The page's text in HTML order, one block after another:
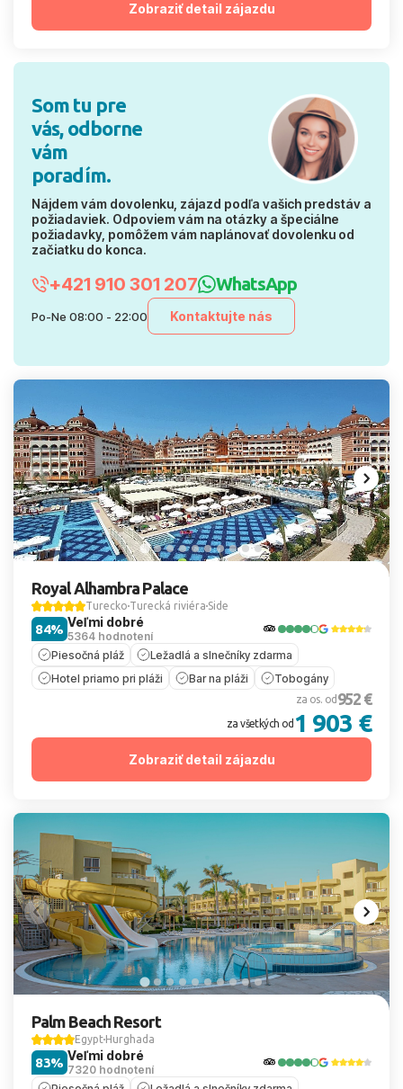
Zobraziť detail zájazdu
Som tu pre
vás, odborne
vám
poradím.
Nájdem vám dovolenku, zájazd podľa vašich predstáv a
požiadaviek. Odpoviem vám na otázky a špeciálne
požiadavky, pomôžem vám naplánovať dovolenku od
začiatku do konca.
+421 910 301 207 WhatsApp
Po-Ne 08:00 - 22:00 Kontaktujte nás
Royal Alhambra Palace
Turecko Turecká riviéra Side
Veľmi dobré
5364 hodnotení
84%
Piesočná pláž
Ležadlá a slnečníky zdarma
Hotel priamo pri pláži
Bar na pláži Tobogány
za os. od 952 €
za všetkých od 1 903 €
Zobraziť detail zájazdu
Palm Beach Resort
Egypt Hurghada
Veľmi dobré
7320 hodnotení
83%